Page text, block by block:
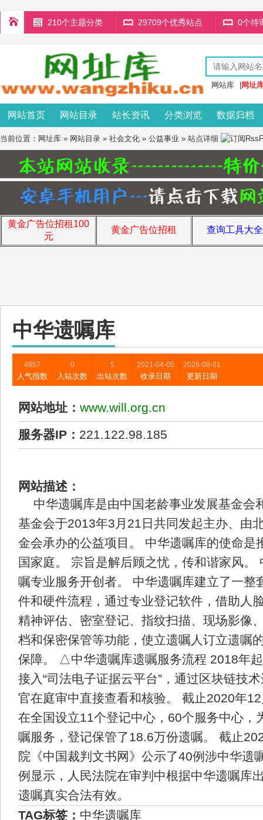
210个主题分类 29709个优秀站点 0个待
网站库 网址
网站首页 网站目录 站长资讯 分类浏览 数据归档
当前位置： 网址库 » 网站目录 » 社会文化 » 公益事业 » 站点详细
黄金广告位招租100
元
黄金广告位招租 查询工具大
中华遗嘱库
4857
人气指数
0
入站次数
5
出站次数
2021-04-05
收录日期
2026-08-01
更新日期
网站地址： www.will.org.cn
服务器IP： 221.122.98.185
网站描述：
中华遗嘱库是由中国老龄事业发展基金会
基金会于2013年3月21日共同发起主办、由
金会承办的公益项目。 中华遗嘱库的使命是
国家庭。 宗旨是解后顾之忧，传和谐家风。
嘱专业服务开创者。 中华遗嘱库建立了一整
件和硬件流程，通过专业登记软件，借助人
精神评估、密室登记、指纹扫描、现场影像
档和保密保管等功能，使立遗嘱人订立遗嘱
保障。 △中华遗嘱库遗嘱服务流程 2018年
接入“司法电子证据云平台”，通过区块链技
官在庭审中直接查看和核验。 截止2020年
在全国设立11个登记中心，60个服务中心，
嘱服务，登记保管了18.6万份遗嘱。 截止
院《中国裁判文书网》公示了40例涉中华遗
例显示，人民法院在审判中根据中华遗嘱库
遗嘱真实合法有效。
TAG标签： 中华遗嘱库